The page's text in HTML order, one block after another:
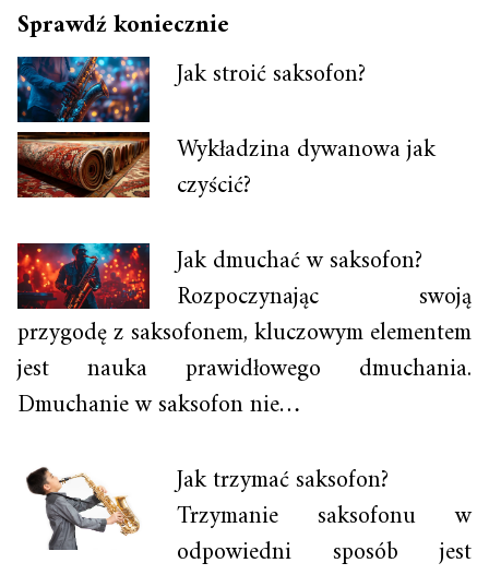
Sprawdź koniecznie
Jak stroić saksofon?
Wykładzina dywanowa jak
czyścić?
Jak dmuchać w saksofon?
Rozpoczynając swoją
przygodę z saksofonem, kluczowym elementem
jest nauka prawidłowego dmuchania.
Dmuchanie w saksofon nie…
Jak trzymać saksofon?
Trzymanie saksofonu w
odpowiedni sposób jest